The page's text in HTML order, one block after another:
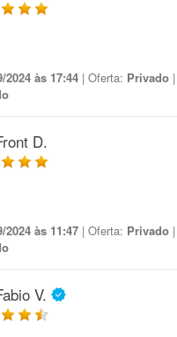
2024 às 17:44 | Oferta: Privado
D.
2024 às 11:47 | Oferta: Privado
V.